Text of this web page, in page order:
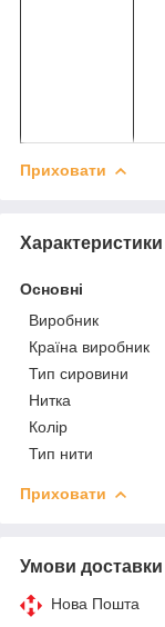
Приховати
Характеристики
Основні
Виробник
Країна виробник
Тип сировини
Нитка
Колір
Тип нити
Приховати
Умови доставки
Нова Пошта